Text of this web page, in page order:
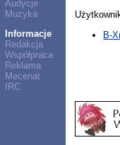
Audycje
Muzyka
Informacje
Redakcja
Współpraca
Reklama
Mecenat
IRC
B-